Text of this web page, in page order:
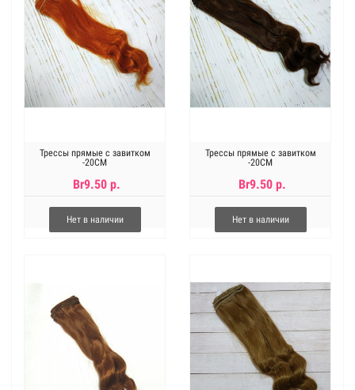
Трессы прямые с завитком
-20СМ
Br9.50 р.
Нет в наличии
Трессы прямые с завитком
-20СМ
Br9.50 р.
Нет в наличии